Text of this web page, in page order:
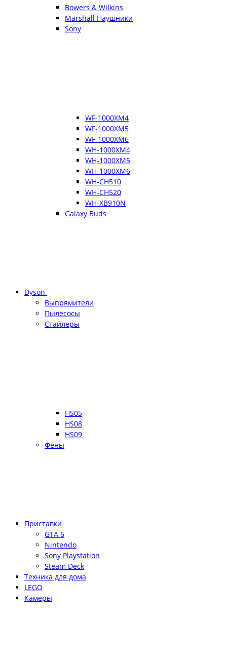
Bowers & Wilkins
Marshall Наушники
Sony
WF-1000XM4
WF-1000XM5
WF-1000XM6
WH-1000XM4
WH-1000XM5
WH-1000XM6
WH-CH510
WH-CH520
WH-XB910N
Galaxy Buds
Dyson
Выпрямители
Пылесосы
Стайлеры
HS05
HS08
HS09
Фены
Приставки
GTA 6
Nintendo
Sony Playstation
Steam Deck
Техника для дома
LEGO
Камеры